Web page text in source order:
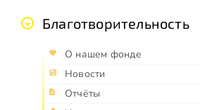
Благотворительность
О нашем фонде
Новости
Отчёты